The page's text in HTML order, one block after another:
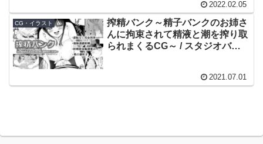
2022.02.05
CG・イラスト
搾精バンク～精子バンクのお姉さ
んに拘束されて精液と潮を搾り取
られまくるCG～ / スタジオバイ
2021.07.01